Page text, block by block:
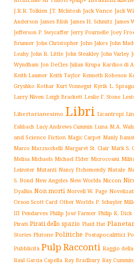
J.R.R. Tolkien J.T. McIntosh Jack Vance Jack
Anderson James Blish James H. Schmitz James
Jefferson P. Swycaffer Jerry Pournelle Joey
Brunner John Christopher John Jakes John
Leahy John R. Little John Steakley John Varley
Wyndham Jon DeCles Julian Krupa Kardios di
Keith Laumer Keith Taylor Kenneth Robeson
Gryshko Kothar Kurt Vonnegut Kyrik L.
Larry Niven Leigh Brackett Leslie F. Stone
Libertarianesimo Libri Licantropi
Eshbach Lucy Andrews Cummin Luna M.A.
and Science Fiction Magic Carpet Manly
Marco Mazzucchelli Margaret St. Clair Mark S.
Melisa Michaels Michael Elder Microcosmi
Leinster Mutanti Nancy Etchemendy Natale
S. Bond New Angeles New Worlds Niccon
Dyalhis Non morti Norvell W. Page
Orson Scott Card Other Worlds P. Schuyler
III Pendarves Philip José Farmer Philip K. Dick
Pirati Pirati dello spazio Plaid Hat
Stories Plutone Politiche Postapocalittici
Pubblicità Pulp Racconti Raggio
Raul Garcia Capella Ray Bradbury Ray